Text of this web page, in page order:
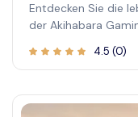
Entdecken Sie die
der Akihabara
immersive Tour
Entertainment mit
interaktive
4.5 (0)